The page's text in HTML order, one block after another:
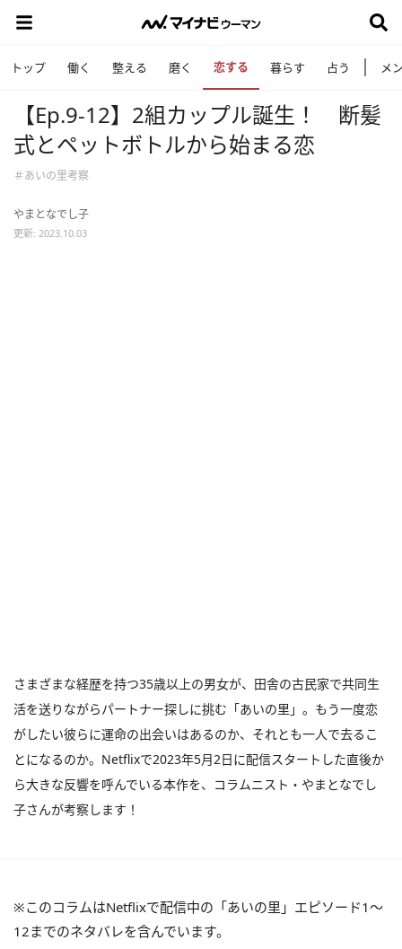
トップ 働く 整える 磨く 恋する 暮らす 占う メ
【Ep.9-12】2組カップル誕生！ 断髪
式とペットボトルから始まる恋
＃あいの里考察
やまとなでし子
更新: 2023.10.03
さまざまな経歴を持つ35歳以上の男女が、田舎の古民家で共同生
活を送りながらパートナー探しに挑む「あいの里」。もう一度恋
がしたい彼らに運命の出会いはあるのか、それとも一人で去るこ
とになるのか。Netflixで2023年5月2日に配信スタートした直後か
ら大きな反響を呼んでいる本作を、コラムニスト・やまとなでし
子さんが考察します！
※このコラムはNetflixで配信中の「あいの里」エピソード1〜
12までのネタバレを含んでいます。